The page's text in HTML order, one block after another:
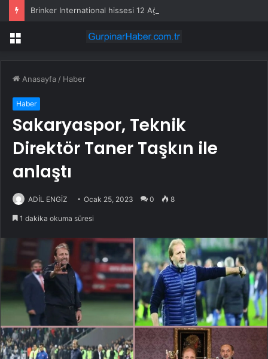
Menü
Anasayfa / Haber
Haber
Sakaryaspor, Teknik
Direktör Taner Taşkın ile
anlaştı
ADİL ENGİZ Ocak 25, 2023 0 8
1 dakika okuma süresi